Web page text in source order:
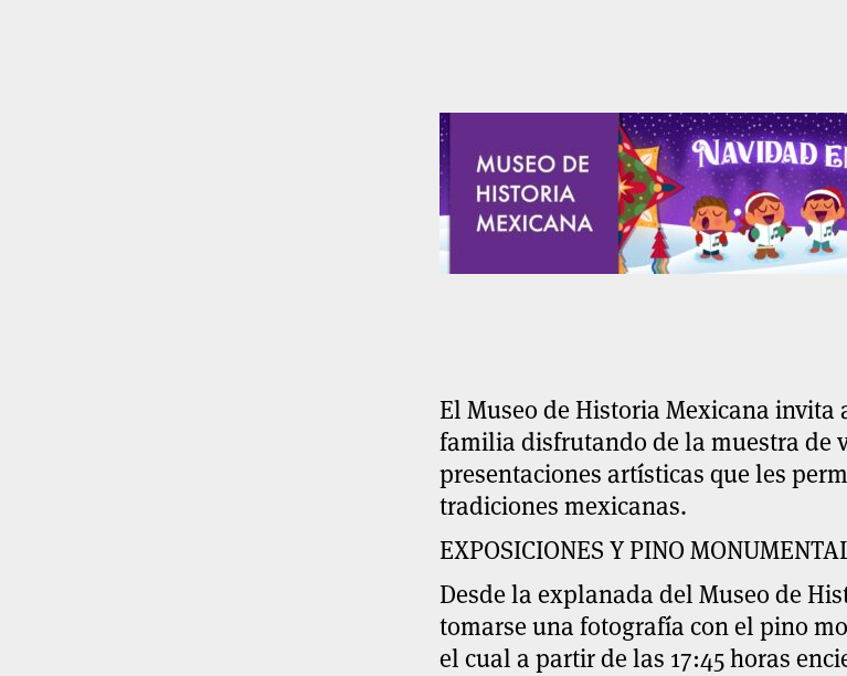
El Museo de Historia Mexicana
familia disfrutando de la muestra de
presentaciones artísticas que les
tradiciones mexicanas.
EXPOSICIONES Y PINO
Desde la explanada del Museo de
tomarse una fotografía con el pino
el cual a partir de las 17:45 horas